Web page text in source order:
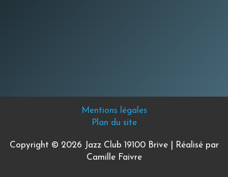
Mentions légales
Plan du site
Copyright © 2026 Jazz Club 19100 Brive | Réalisé par
Camille Faivre